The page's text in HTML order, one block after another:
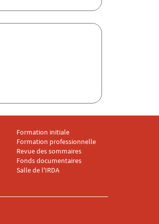
Menu footer IRDA 5
Formation initiale
Formation professionnelle
Revue des sommaires
Fonds documentaires
Salle de l'IRDA